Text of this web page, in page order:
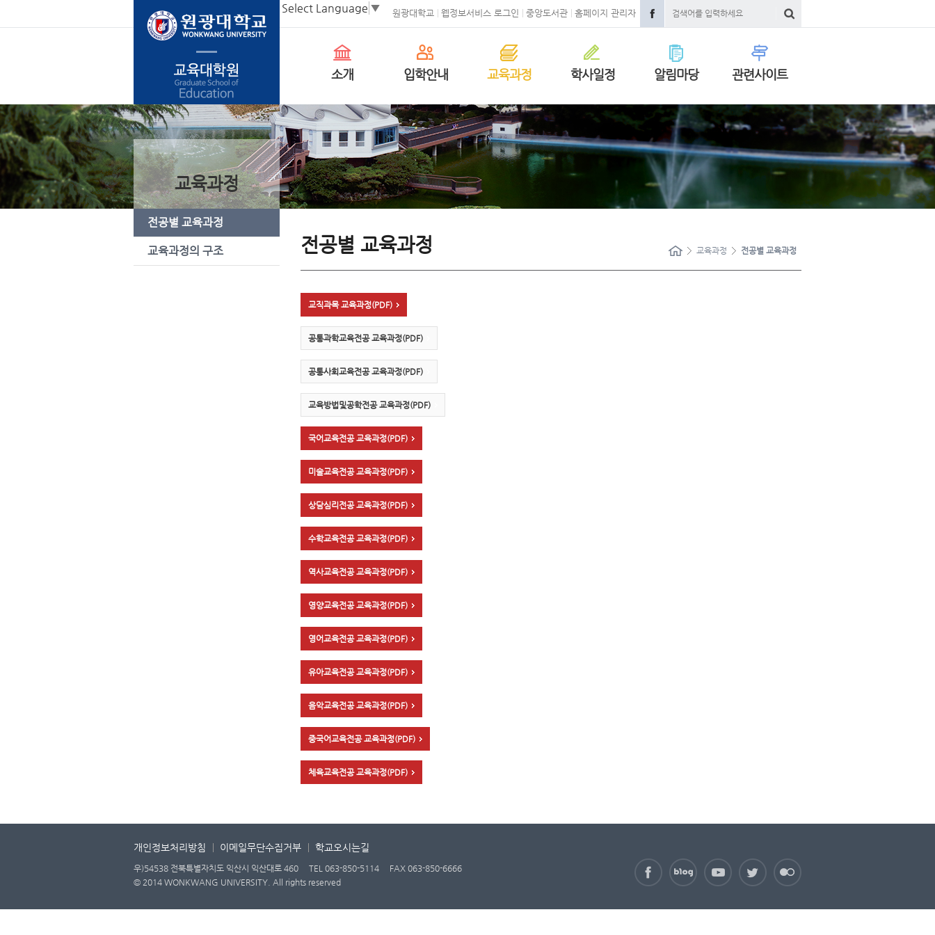
원광대학교 웹정보서비스 로그인 중앙도서관 홈페이지 관리자
Select Language ▼
소개 입학안내 교육과정 학사일정 알림마당 관련사이트
교육과정
전공별 교육과정
교육과정의 구조 전공별 교육과정 교육과정 전공별 교육과정
교직과목 교육과정(PDF)
공통과학교육전공 교육과정(PDF)
공통사회교육전공 교육과정(PDF)
교육방법및공학전공 교육과정(PDF)
국어교육전공 교육과정(PDF)
미술교육전공 교육과정(PDF)
상담심리전공 교육과정(PDF)
수학교육전공 교육과정(PDF)
역사교육전공 교육과정(PDF)
영양교육전공 교육과정(PDF)
영어교육전공 교육과정(PDF)
유아교육전공 교육과정(PDF)
음악교육전공 교육과정(PDF)
중국어교육전공 교육과정(PDF)
체육교육전공 교육과정(PDF)
개인정보처리방침 이메일무단수집거부 학교오시는길
우)54538 전북특별자치도 익산시 익산대로 460 TEL 063-850-5114
FAX 063-850-6666
© 2014 WONKWANG UNIVERSITY. All rights reserved